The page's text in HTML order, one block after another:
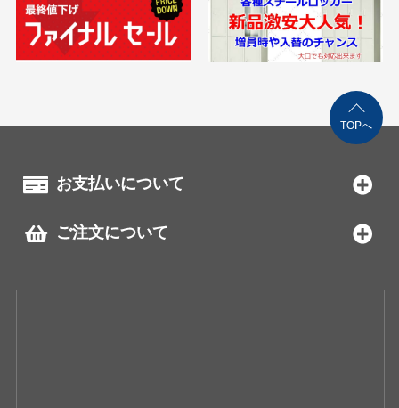
お支払いについて
ご注文について
TOPへ